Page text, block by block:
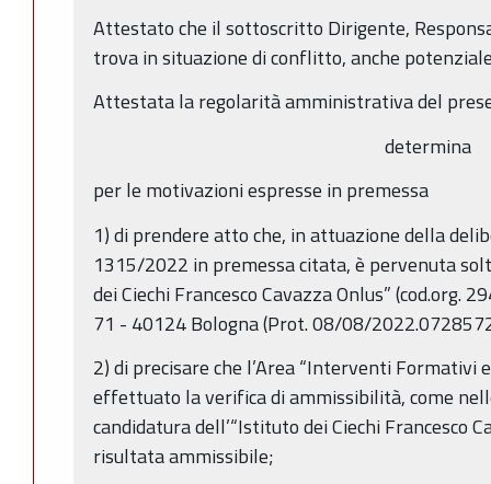
Attestato che il sottoscritto Dirigente,
trova in situazione di conflitto, anche
Attestata la regolarità amministrativa del
determina
per le motivazioni espresse in premessa
1) di prendere atto che, in attuazione della
1315/2022 in premessa citata, è pervenuta
dei Ciechi Francesco Cavazza Onlus” (cod.org.
71 - 40124 Bologna (Prot. 08/08/
2) di precisare che l’Area “Interventi Formativi
effettuato la verifica di ammissibilità, come
candidatura dell’“Istituto dei Ciechi Francesco
risultata ammissibile;